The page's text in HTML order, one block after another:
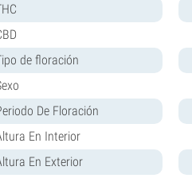
de floración
De Floración
En Interior
En Exterior